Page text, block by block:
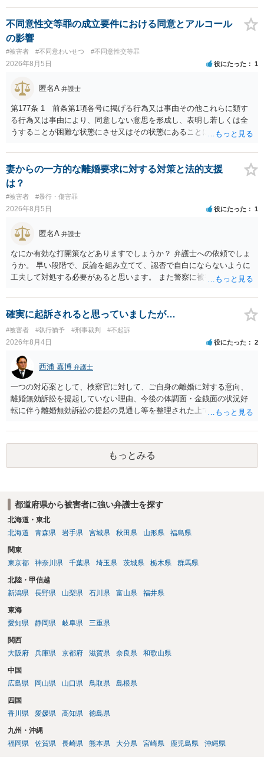
う。
不同意性交等罪の成立要件における同意とアルコール
の影響
#被害者 #不同意わいせつ #不同意性交等罪
2026年8月5日 役にたった 1
匿名A 弁護士
第177条 1 前条第1項各号に掲げる行為又は事由その他これらに類す
る行為又は事由により、同意しない意思を形成し、表明し若しくは全
うすることが困難な状態にさせ又はその状態にあることに乗じて、性
く。）若しくは物を挿入する行為であってわいせつなもの（以下この
条及び第179条第2項において「性交等」という。）をした者は、婚姻
関係の有無にかかわらず、5年以上の有期拘禁刑に処する。 第176条 1
次に掲げる行為又は事由その他これらに類する行為又は事由により、
同意しない意思を形成し、表明し若しくは全うすることが困難な状態
にさせ又はその状態にあることに乗じて、わいせつな行為をした者
は、婚姻関係の有無にかかわらず、6月以上10年以下の拘禁刑に処す
る。 ③アルコール若しくは薬物を摂取させること又はそれらの影響が
あること。 以上の通りですから、アルコール摂取だけでなく、「同意
しない意思を形成し、表明し若しくは全うすることが困難な状態」で
あることが必要です。
妻からの一方的な離婚要求に対する対策と法的支援
は？
#被害者 #暴行・傷害罪
2026年8月5日 役にたった 1
匿名A 弁護士
なにか有効な打開策などありますでしょうか？ 弁護士への依頼でしょ
うか。 早い段階で、反論を組み立てて、認否で自白にならないように
工夫して対処する必要があると思います。 また警察に被害届を出すと
告訴状を作って証拠をそろえて出すことでしょう。
確実に起訴されると思っていましたが…
#被害者 #執行猶予 #刑事裁判 #不起訴
2026年8月4日 役にたった 2
西浦 嘉博 弁護士
一つの対応案として、検察官に対して、ご自身の離婚に対する意向、
離婚無効訴訟を提起していない理由、今後の体調面・金銭面の状況好
転に伴う離婚無効訴訟の提起の見通し等を整理された上で、書面とし
検察官の処分判断の際、相談者さんの意向を示す証拠の一つとして位
置づけられる様に思われます。 より詳細についてお聞きになりたい場
合、最寄りの法律事務所での相談を検討ください
もっとみる
都道府県から被害者に強い弁護士を探す
北海道・東北
北海道
青森県 岩手県 宮城県 秋田県 山形県 福島県
関東
東京都
神奈川県 千葉県 埼玉県 茨城県 栃木県 群馬県
北陸・甲信越
新潟県
長野県 山梨県 石川県 富山県 福井県
東海
愛知県
静岡県 岐阜県 三重県
関西
大阪府
兵庫県 京都府 滋賀県 奈良県 和歌山県
中国
広島県
岡山県 山口県 鳥取県 島根県
四国
香川県
愛媛県 高知県 徳島県
九州・沖縄
福岡県
佐賀県 長崎県 熊本県 大分県 宮崎県 鹿児島県 沖縄県